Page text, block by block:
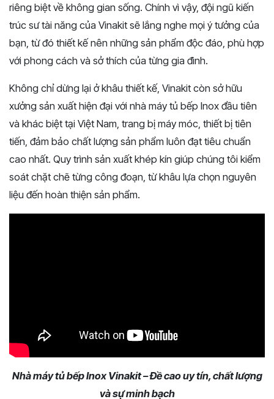
riêng biệt về không gian sống. Chính vì vậy, đội ngũ kiến
trúc sư tài năng của Vinakit sẽ lắng nghe mọi ý tưởng của
bạn, từ đó thiết kế nên những sản phẩm độc đáo, phù hợp
với phong cách và sở thích của từng gia đình.
Không chỉ dừng lại ở khâu thiết kế, Vinakit còn sở hữu
xưởng sản xuất hiện đại với nhà máy tủ bếp Inox đầu tiên
và khác biệt tại Việt Nam, trang bị máy móc, thiết bị tiên
tiến, đảm bảo chất lượng sản phẩm luôn đạt tiêu chuẩn
cao nhất. Quy trình sản xuất khép kín giúp chúng tôi kiểm
soát chặt chẽ từng công đoạn, từ khâu lựa chọn nguyên
liệu đến hoàn thiện sản phẩm.
Nhà máy tủ bếp Inox Vinakit – Đề cao uy tín, chất lượng
và sự minh bạch